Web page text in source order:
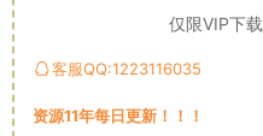
仅限VIP下载
客服QQ:1223116035
资源11年每日更新！！！